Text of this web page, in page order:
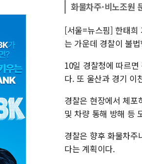
화물차주·비노조원
[서울=뉴스핌] 한태희
는 가운데 경찰이 불
10일 경찰청에 따르
다. 또 울산과 경기 이
경찰은 현장에서 체
및 차량 통해 방해 등
경찰은 향후 화물차
다는 계획이다.